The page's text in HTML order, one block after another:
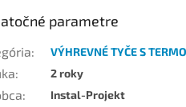
parametre
: VÝHREVNÉ TYČE S
: 2 roky
: Instal-Projekt